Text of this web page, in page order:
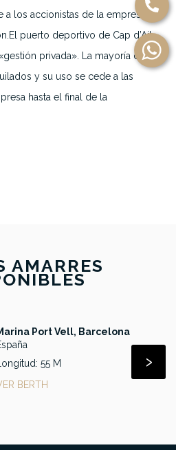
los accionistas de la empresa
puerto deportivo de Cap d’Ail
privada». La mayoría de
y su uso se cede a las
hasta el final de la
AMARRES
Port Vell, Barcelona
Longitud: 55 M
BERTH
›